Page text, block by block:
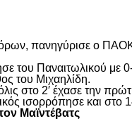
πανηγύρισε ο
του Παναιτωλικού με
του Μιχαηλίδη.
στο 2′ έχασε την
ισορρόπησε και
Μαϊντέβατς